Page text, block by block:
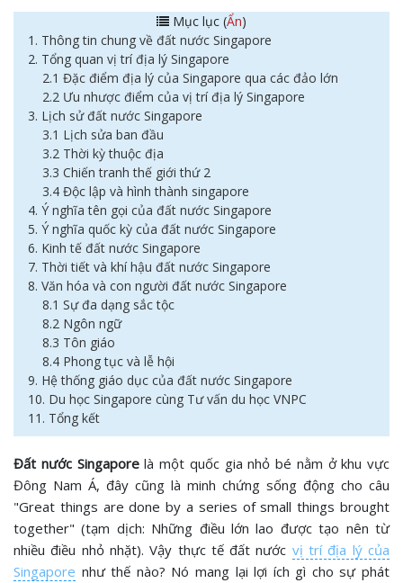
Mục lục (Ẩn)
1. Thông tin chung về đất nước Singapore
2. Tổng quan vị trí địa lý Singapore
2.1 Đặc điểm địa lý của Singapore qua các đảo lớn
2.2 Ưu nhược điểm của vị trí địa lý Singapore
3. Lịch sử đất nước Singapore
3.1 Lịch sửa ban đầu
3.2 Thời kỳ thuộc địa
3.3 Chiến tranh thế giới thứ 2
3.4 Độc lập và hình thành singapore
4. Ý nghĩa tên gọi của đất nước Singapore
5. Ý nghĩa quốc kỳ của đất nước Singapore
6. Kinh tế đất nước Singapore
7. Thời tiết và khí hậu đất nước Singapore
8. Văn hóa và con người đất nước Singapore
8.1 Sự đa dạng sắc tộc
8.2 Ngôn ngữ
8.3 Tôn giáo
8.4 Phong tục và lễ hội
9. Hệ thống giáo dục của đất nước Singapore
10. Du học Singapore cùng Tư vấn du học VNPC
11. Tổng kết
Đất nước Singaporelà một quốc gia nhỏ bé nằm ở khu vực
Đông Nam Á, đây cũng là minh chứng sống động cho câu
"Great things are done by a series of small things brought
together" (tạm dịch: Những điều lớn lao được tạo nên từ
nhiều điều nhỏ nhặt). Vậy thực tế đất nước vị trí địa lý của
Singapore như thế nào? Nó mang lại lợi ích gì cho sự phát